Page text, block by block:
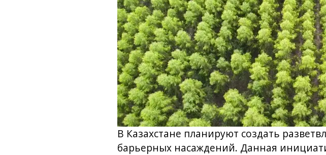
В Казахстане планируют создать
барьерных насаждений. Данная